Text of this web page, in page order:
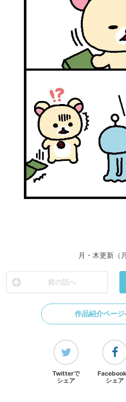
月・木更新（
前の話へ
作品紹介ペー
Twitterで
シェア
シェア